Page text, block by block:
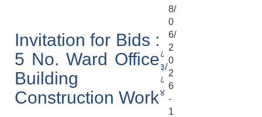
Invitation for Bids :
5 No. Ward Office
Building
Construction Work
८
३/
८
४
8/
0
6/
2
0
2
6
-
1